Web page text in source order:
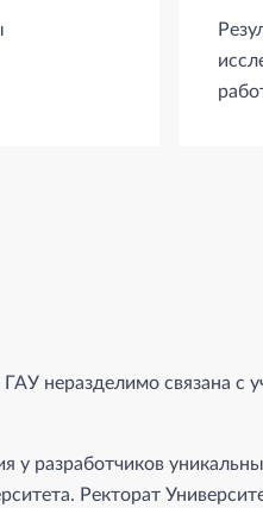
неразделимо связана с
разработчиков
Ректорат